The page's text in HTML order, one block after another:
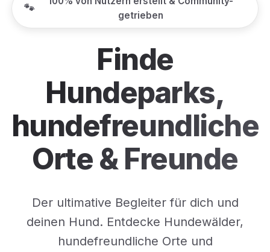
🐾
getrieben
Finde
Hundeparks,
hundefreundliche
Orte & Freunde
Der ultimative Begleiter für dich und
deinen Hund. Entdecke Hundewälder,
hundefreundliche Orte und